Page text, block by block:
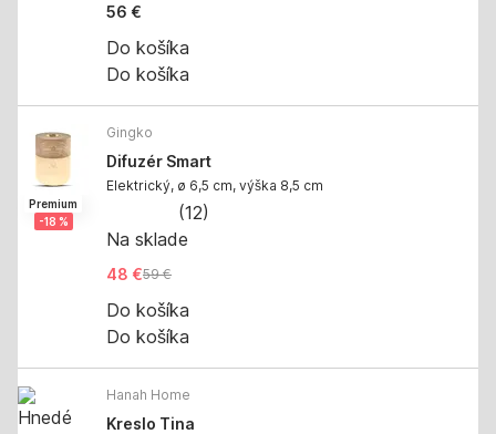
56 €
Do košíka
Do košíka
Premium
-18 %
Gingko
Difuzér Smart
Elektrický, ø 6,5 cm, výška 8,5 cm
(12)
Na sklade
48 €59 €
Do košíka
Do košíka
Hanah Home
Kreslo Tina